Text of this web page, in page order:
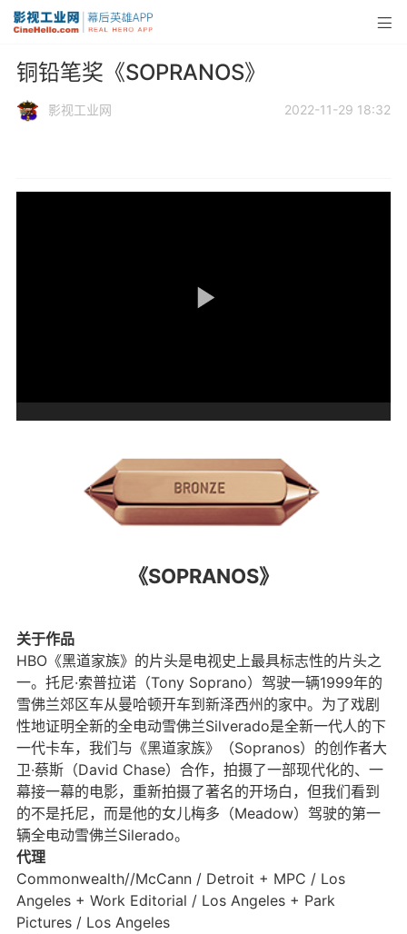
铜铅笔奖《SOPRANOS》
影视工业网 2022-11-29 18:32
《SOPRANOS》
关于作品
HBO《黑道家族》的片头是电视史上最具标志性的片头之
一。托尼·索普拉诺（Tony Soprano）驾驶一辆1999年的
雪佛兰郊区车从曼哈顿开车到新泽西州的家中。为了戏剧
性地证明全新的全电动雪佛兰Silverado是全新一代人的下
一代卡车，我们与《黑道家族》（Sopranos）的创作者大
卫·蔡斯（David Chase）合作，拍摄了一部现代化的、一
幕接一幕的电影，重新拍摄了著名的开场白，但我们看到
的不是托尼，而是他的女儿梅多（Meadow）驾驶的第一
辆全电动雪佛兰Silerado。
代理
Commonwealth//McCann / Detroit + MPC / Los
Angeles + Work Editorial / Los Angeles + Park
Pictures / Los Angeles